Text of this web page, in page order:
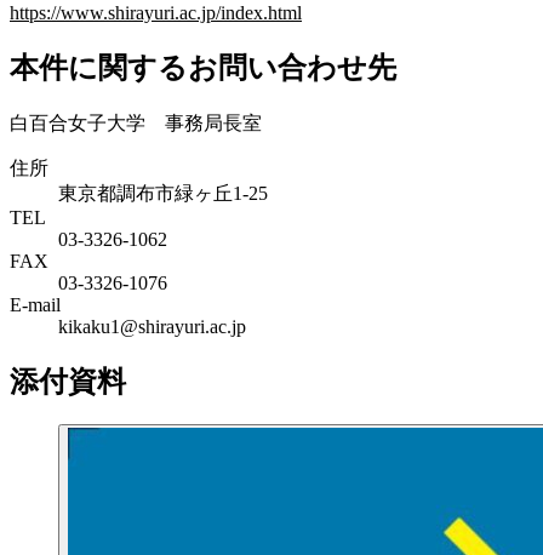
https://www.shirayuri.ac.jp/index.html
本件に関するお問い合わせ先
白百合女子大学 事務局長室
住所
東京都調布市緑ヶ丘1-25
TEL
03-3326-1062
FAX
03-3326-1076
E-mail
kikaku1@shirayuri.ac.jp
添付資料